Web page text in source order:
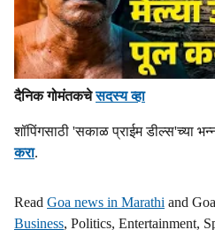
दैनिक गोमंतकचेसदस्य व्हा
शॉपिंगसाठी 'सकाळ प्राईम डील्स'च्या
करा.
Read Goa news in Marathi and
Business, Politics, Entertainment,